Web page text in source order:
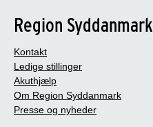
Region Syddanmark
Kontakt
Ledige stillinger
Akuthjælp
Om Region Syddanmark
Presse og nyheder